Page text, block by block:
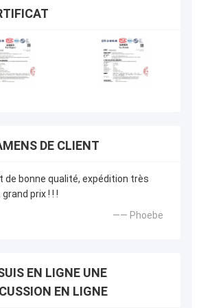
DE CLIENT
de bonne qualité, expédition très
prix ! ! !
—— Phoebe
EN LIGNE UNE
EN LIGNE